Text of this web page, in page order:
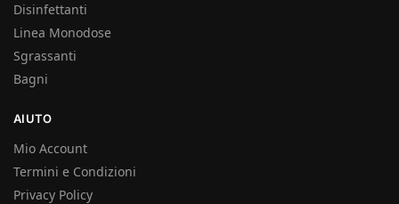
Disinfettanti
Linea Monodose
Sgrassanti
Bagni
AIUTO
Mio Account
Termini e Condizioni
Privacy Policy